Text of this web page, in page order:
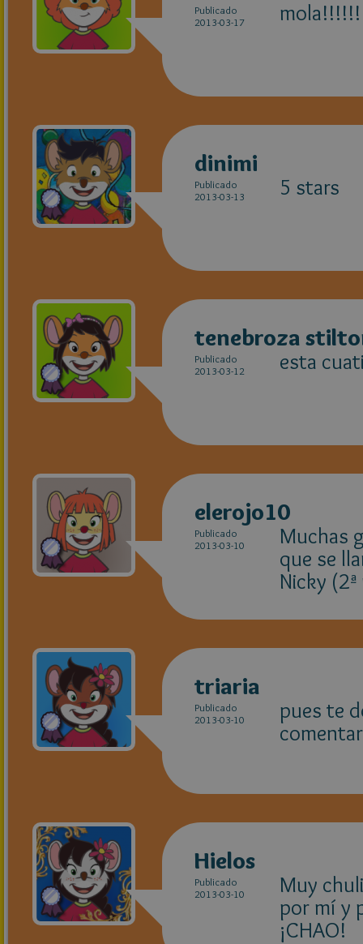
Publicado
2013-03-17
dinimi
Publicado
2013-03-13
5 stars
tenebroza
Publicado
2013-03-12
esta
elerojo10
Publicado
2013-03-10
Muchas
que se
Nicky
triaria
Publicado
2013-03-10
pues te
Hielos
Publicado
2013-03-10
Muy
por mí y
¡CHAO!